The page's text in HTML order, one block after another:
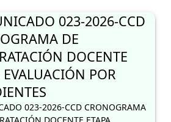
DOCENTE ETAPA
22 UGELLU
PLAZA
VACANTE DE